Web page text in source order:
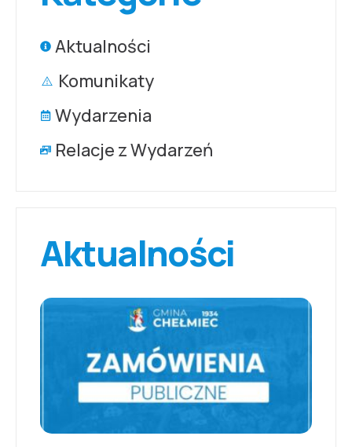
Aktualności
Komunikaty
Wydarzenia
Relacje z Wydarzeń
Aktualności